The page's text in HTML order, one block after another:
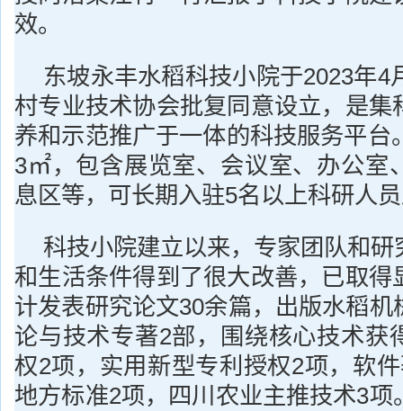
效。
东坡永丰水稻科技小院于2023年4
村专业技术协会批复同意设立，是集
养和示范推广于一体的科技服务平台
3㎡，包含展览室、会议室、办公室
息区等，可长期入驻5名以上科研人
科技小院建立以来，专家团队和
和生活条件得到了很大改善，已取得
计发表研究论文30余篇，出版水稻机
论与技术专著2部，围绕核心技术获
权2项，实用新型专利授权2项，软
地方标准2项，四川农业主推技术3项